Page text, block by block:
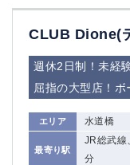
CLUB Dione(
週休2日制！未経
屈指の大型店！ボ
エリア 水道橋
最寄り駅
JR総武線
分